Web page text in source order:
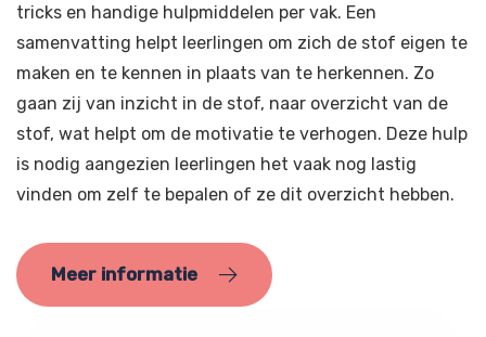
tricks en handige hulpmiddelen per vak. Een
samenvatting helpt leerlingen om zich de stof eigen te
maken en te kennen in plaats van te herkennen. Zo
gaan zij van inzicht in de stof, naar overzicht van de
stof, wat helpt om de motivatie te verhogen. Deze hulp
is nodig aangezien leerlingen het vaak nog lastig
vinden om zelf te bepalen of ze dit overzicht hebben.
Meer informatie